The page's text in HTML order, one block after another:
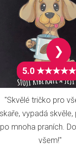
5.0 ★★★★★
"Skvělé tričko pro
vypadá
mnoha praních.
všem!"
❯